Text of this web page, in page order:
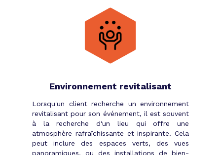
Là encore, Tibby s’active aussi vite que
possible. Une abeille butineuse de notre
team si spéciale est capable d’effectuer
entre 10 et 100 voyages par jour. Imaginez
un peu le nombre d’agences
événementielles que nous sommes
trois prestataires d’enfer afin de conduire
votre soirée d’entreprise vers un succès
garanti.
Le lieu, le thème de la soirée, la
décoration, les animations, le traiteur
sont autant de caractéristiques qui
Environnement revitalisant
Lorsqu'un client recherche un environnement
revitalisant pour son événement, il est souvent
à la recherche d'un lieu qui offre une
atmosphère rafraîchissante et inspirante. Cela
peut inclure des espaces verts, des vues
panoramiques, ou des installations de bien-